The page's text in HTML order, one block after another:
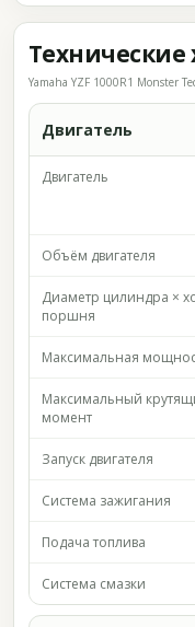
Технические
Yamaha YZF 1000R1 Monster
Двигатель
Двигатель
Объём двигателя
Диаметр цилиндра ×
поршня
Максимальная
Максимальный
момент
Запуск двигателя
Система зажигания
Подача топлива
Система смазки